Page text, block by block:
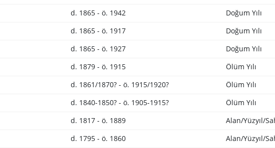
d. 1865 - ö. 1942 Doğum Yılı
d. 1865 - ö. 1917 Doğum Yılı
d. 1865 - ö. 1927 Doğum Yılı
d. 1879 - ö. 1915 Ölüm Yılı
d. 1861/1870? - ö. 1915/1920? Ölüm Yılı
d. 1840-1850? - ö. 1905-1915? Ölüm Yılı
d. 1817 - ö. 1889 Alan/Yüzyıl/
d. 1795 - ö. 1860 Alan/Yüzyıl/